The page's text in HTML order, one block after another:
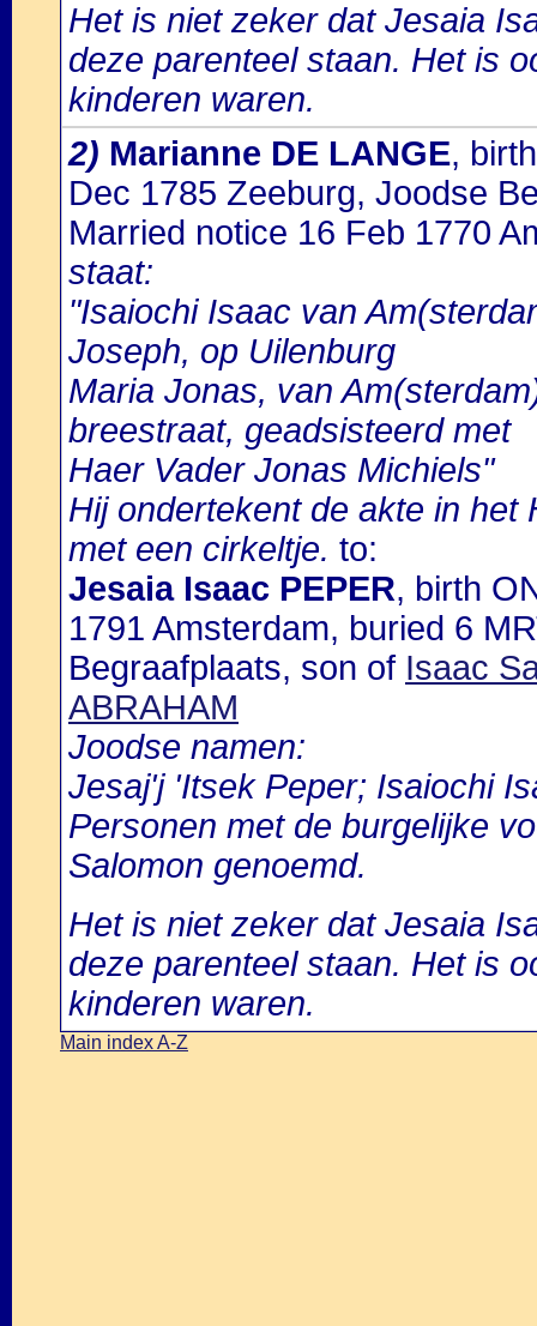
Het is niet zeker dat Jesaia
deze parenteel staan. Het is
kinderen waren.
2) Marianne DE LANGE,
Dec 1785 Zeeburg, Joodse
Married notice 16 Feb 1770
staat:
"Isaiochi Isaac van
Joseph, op Uilenburg
Maria Jonas, van
breestraat, geadsisteerd met
Haer Vader Jonas Michiels"
Hij ondertekent de akte in het
met een cirkeltje. to:
Jesaia Isaac PEPER, birth
1791 Amsterdam, buried 6
Begraafplaats, son of Isaac
ABRAHAM
Joodse namen:
Jesaj'j 'Itsek Peper; Isaiochi
Personen met de burgelijke
Salomon genoemd.
Het is niet zeker dat Jesaia
deze parenteel staan. Het is
kinderen waren.
Main index A-Z